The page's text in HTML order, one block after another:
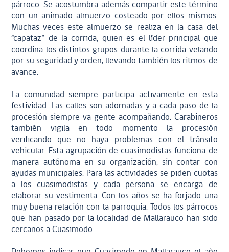
párroco. Se acostumbra además compartir este término
con un animado almuerzo costeado por ellos mismos.
Muchas veces este almuerzo se realiza en la casa del
“capataz” de la corrida, quien es el líder principal que
coordina los distintos grupos durante la corrida velando
por su seguridad y orden, llevando también los ritmos de
avance.
La comunidad siempre participa activamente en esta
festividad. Las calles son adornadas y a cada paso de la
procesión siempre va gente acompañando. Carabineros
también vigila en todo momento la procesión
verificando que no haya problemas con el tránsito
vehicular. Esta agrupación de cuasimodistas funciona de
manera autónoma en su organización, sin contar con
ayudas municipales. Para las actividades se piden cuotas
a los cuasimodistas y cada persona se encarga de
elaborar su vestimenta. Con los años se ha forjado una
muy buena relación con la parroquia. Todos los párrocos
que han pasado por la localidad de Mallarauco han sido
cercanos a Cuasimodo.